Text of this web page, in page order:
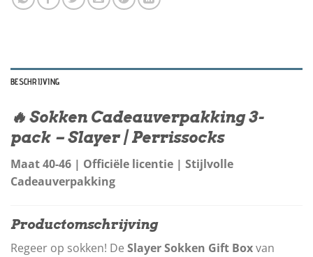
BESCHRIJVING
🔥 Sokken Cadeauverpakking 3-
pack – Slayer | Perrissocks
Maat 40-46 | Officiële licentie | Stijlvolle
Cadeauverpakking
Productomschrijving
Regeer op sokken! De Slayer Sokken Gift Boxvan